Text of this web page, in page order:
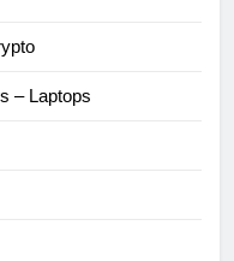
– Laptops